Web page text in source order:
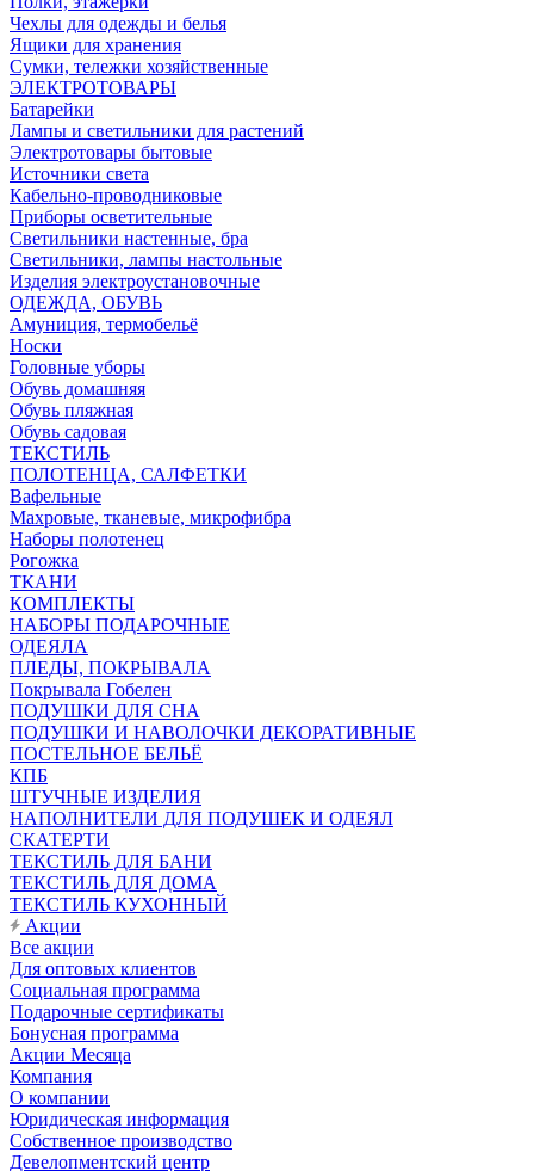
Чехлы для одежды и белья
Ящики для хранения
Сумки, тележки хозяйственные
ЭЛЕКТРОТОВАРЫ
Батарейки
Лампы и светильники для растений
Электротовары бытовые
Источники света
Кабельно-проводниковые
Приборы осветительные
Светильники настенные, бра
Светильники, лампы настольные
Изделия электроустановочные
ОДЕЖДА, ОБУВЬ
Амуниция, термобельё
Носки
Головные уборы
Обувь домашняя
Обувь пляжная
Обувь садовая
ТЕКСТИЛЬ
ПОЛОТЕНЦА, САЛФЕТКИ
Вафельные
Махровые, тканевые, микрофибра
Наборы полотенец
Рогожка
ТКАНИ
КОМПЛЕКТЫ
НАБОРЫ ПОДАРОЧНЫЕ
ОДЕЯЛА
ПЛЕДЫ, ПОКРЫВАЛА
Покрывала Гобелен
ПОДУШКИ ДЛЯ СНА
ПОДУШКИ И НАВОЛОЧКИ ДЕКОРАТИВНЫЕ
ПОСТЕЛЬНОЕ БЕЛЬЁ
КПБ
ШТУЧНЫЕ ИЗДЕЛИЯ
НАПОЛНИТЕЛИ ДЛЯ ПОДУШЕК И ОДЕЯЛ
СКАТЕРТИ
ТЕКСТИЛЬ ДЛЯ БАНИ
ТЕКСТИЛЬ ДЛЯ ДОМА
ТЕКСТИЛЬ КУХОННЫЙ
Акции
Все акции
Для оптовых клиентов
Социальная программа
Подарочные сертификаты
Бонусная программа
Акции Месяца
Компания
О компании
Юридическая информация
Собственное производство
Девелопментский центр